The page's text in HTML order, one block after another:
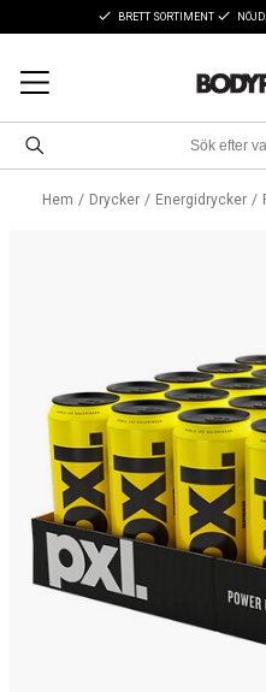
BRETT SORTIMENT
Hem Drycker Energidrycker